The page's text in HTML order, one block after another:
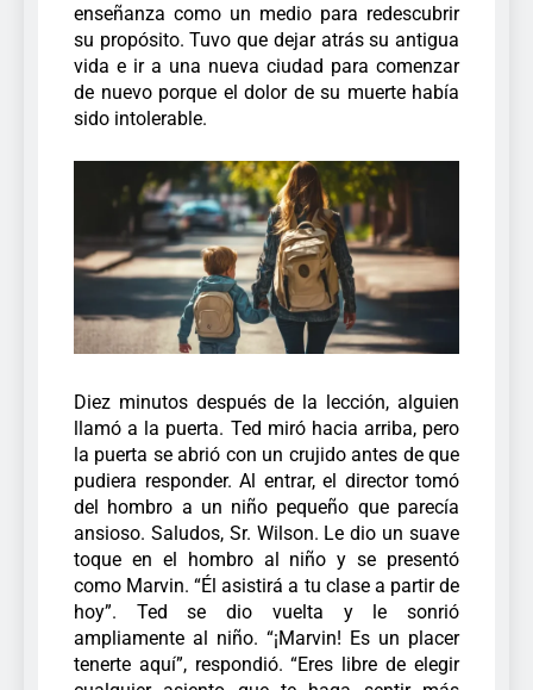
enseñanza como un medio para redescubrir
su propósito. Tuvo que dejar atrás su antigua
vida e ir a una nueva ciudad para comenzar
de nuevo porque el dolor de su muerte había
sido intolerable.
Diez minutos después de la lección, alguien
llamó a la puerta. Ted miró hacia arriba, pero
la puerta se abrió con un crujido antes de que
pudiera responder. Al entrar, el director tomó
del hombro a un niño pequeño que parecía
ansioso. Saludos, Sr. Wilson. Le dio un suave
toque en el hombro al niño y se presentó
como Marvin. “Él asistirá a tu clase a partir de
hoy”. Ted se dio vuelta y le sonrió
ampliamente al niño. “¡Marvin! Es un placer
tenerte aquí”, respondió. “Eres libre de elegir